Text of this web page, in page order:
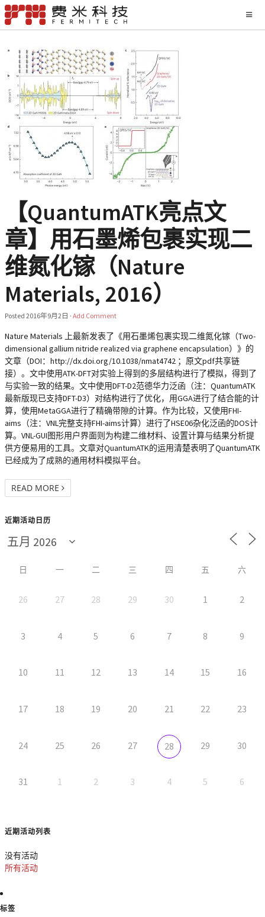
【QuantumATK亮点文
章】用石墨烯包裹实现二
维氮化镓（Nature
Materials, 2016）
Posted 2016年9月2日 · Add Comment
Nature Materials 上最新发表了《用石墨烯包裹实现二维氮化镓（Two-
dimensional gallium nitride realized via graphene encapsulation）》的
文章（DOI：http://dx.doi.org/10.1038/nmat4742 ；原文pdf共享链
接）。文中使用ATK-DFT对实验上得到的多层结构进行了模拟，得到了
与实验一致的结果。文中使用DFT-D2范德华力泛函（注：QuantumATK
最新版现已支持DFT-D3）对结构进行了优化，用GGA进行了结合能的计
算，使用MetaGGA进行了精确带隙的计算。作为比较，又使用FHI-
aims（注：VNL完整支持FHI-aims计算）进行了HSE06杂化泛函的DOS计
算。VNL-GUI图形用户界面则为构建二维材料、设置计算与结果分析提
供方便易用的工具。文章对QuantumATK的运用清楚表明了QuantumATK
已经成为了成熟的通用材料模拟平台。
READ MORE
近期活动日历
日 一 二 三 四 五 六
26 27 28 29 30 1 2
3 4 5 6 7 8 9
10 11 12 13 14 15 16
17 18 19 20 21 22 23
24 25 26 27 28 29 30
31 1 2 3 4 5 6
近期活动列表
没有活动
所有活动
标签